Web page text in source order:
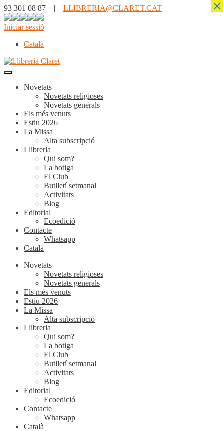
93 301 08 87 | LLIBRERIA@CLARET.CAT
Iniciar sessió
Català
Novetats
Novetats religioses
Novetats generals
Els més venuts
Estiu 2026
La Missa
Alta subscripció
Llibreria
Qui som?
La botiga
El Club
Butlletí setmanal
Activitats
Blog
Editorial
Ecoedició
Contacte
Whatsapp
Català
Novetats
Novetats religioses
Novetats generals
Els més venuts
Estiu 2026
La Missa
Alta subscripció
Llibreria
Qui som?
La botiga
El Club
Butlletí setmanal
Activitats
Blog
Editorial
Ecoedició
Contacte
Whatsapp
Català
×